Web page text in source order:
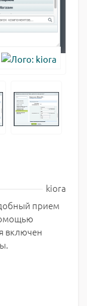
kiora
прием
включен